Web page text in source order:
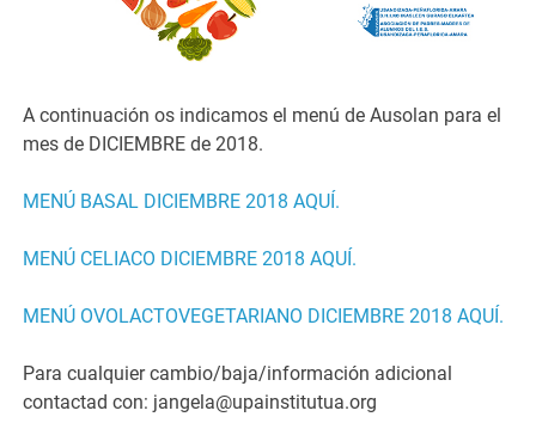
A continuación os indicamos el menú de Ausolan para el
mes de DICIEMBRE de 2018.
MENÚ BASAL DICIEMBRE 2018 AQUÍ.
MENÚ CELIACO DICIEMBRE 2018 AQUÍ.
MENÚ OVOLACTOVEGETARIANO DICIEMBRE 2018 AQUÍ.
Para cualquier cambio/baja/información adicional
contactad con: jangela@upainstitutua.org